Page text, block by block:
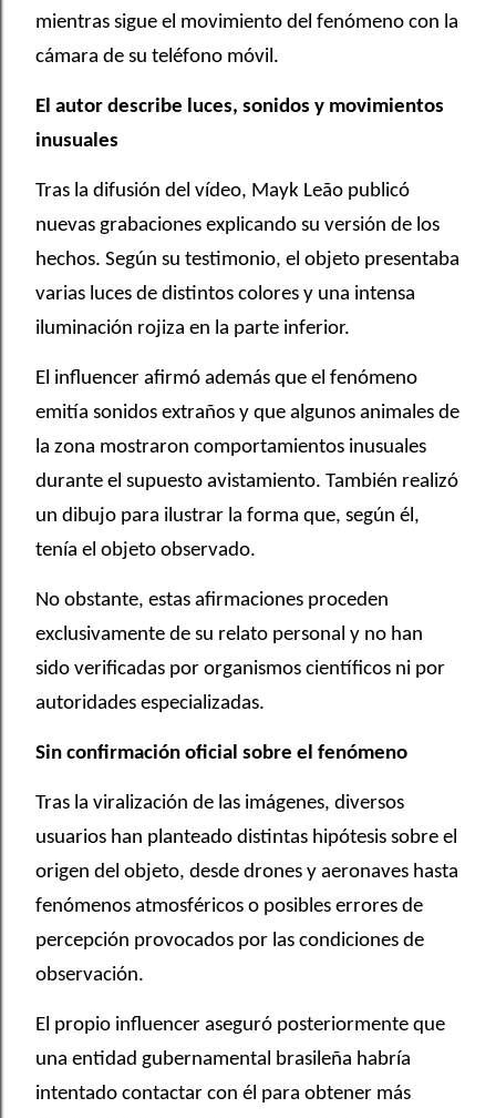
mientras sigue el movimiento del fenómeno con la
cámara de su teléfono móvil.
El autor describe luces, sonidos y movimientos
inusuales
Tras la difusión del vídeo, Mayk Leão publicó
nuevas grabaciones explicando su versión de los
hechos. Según su testimonio, el objeto presentaba
varias luces de distintos colores y una intensa
iluminación rojiza en la parte inferior.
El influencer afirmó además que el fenómeno
emitía sonidos extraños y que algunos animales de
la zona mostraron comportamientos inusuales
durante el supuesto avistamiento. También realizó
un dibujo para ilustrar la forma que, según él,
tenía el objeto observado.
No obstante, estas afirmaciones proceden
exclusivamente de su relato personal y no han
sido verificadas por organismos científicos ni por
autoridades especializadas.
Sin confirmación oficial sobre el fenómeno
Tras la viralización de las imágenes, diversos
usuarios han planteado distintas hipótesis sobre el
origen del objeto, desde drones y aeronaves hasta
fenómenos atmosféricos o posibles errores de
percepción provocados por las condiciones de
observación.
El propio influencer aseguró posteriormente que
una entidad gubernamental brasileña habría
intentado contactar con él para obtener más